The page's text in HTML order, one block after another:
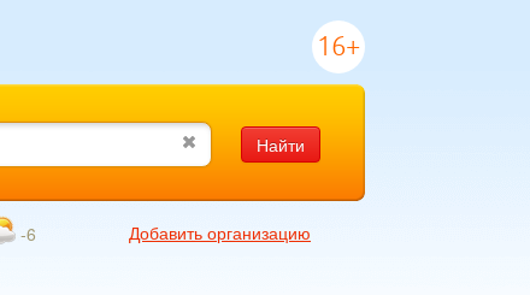
16+
Найти
-6
Добавить организацию